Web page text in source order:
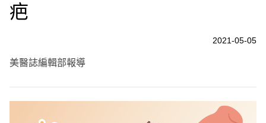
疤
2021-05-05
美醫誌編輯部報導